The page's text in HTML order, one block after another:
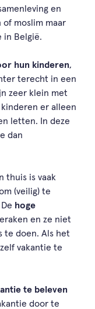
en
of moslim maar
in België.
hun kinderen,
terecht in een
zeer klein met
er alleen
letten. In deze
dan
thuis is vaak
(veilig) te
hoge
en ze niet
te doen. Als het
vakantie te
te beleven
door te